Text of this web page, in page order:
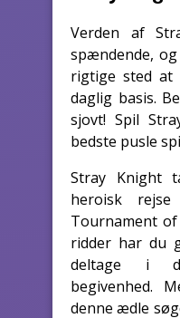
Verden af
spændende,
rigtige sted at
daglig basis.
sjovt! Spil
bedste pusle
Stray Knight
heroisk
Tournament
ridder har du
deltage i
begivenhed.
denne ædle